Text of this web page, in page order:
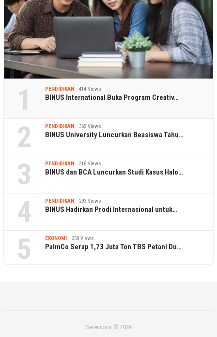
1 PENDIDIKAN 414 Views
BINUS International Buka Program Creativ…
2 PENDIDIKAN 365 Views
BINUS University Luncurkan Beasiswa Tahu…
3 PENDIDIKAN 318 Views
BINUS dan BCA Luncurkan Studi Kasus Halo…
4 PENDIDIKAN 293 Views
BINUS Hadirkan Prodi Internasional untuk…
5 EKONOMI 250 Views
PalmCo Serap 1,73 Juta Ton TBS Petani Du…
Seremonia © 2026